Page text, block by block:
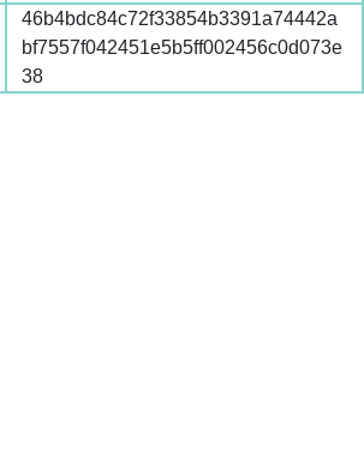
46b4bdc84c72f33854b3391a74442a
bf7557f042451e5b5ff002456c0d073e
38